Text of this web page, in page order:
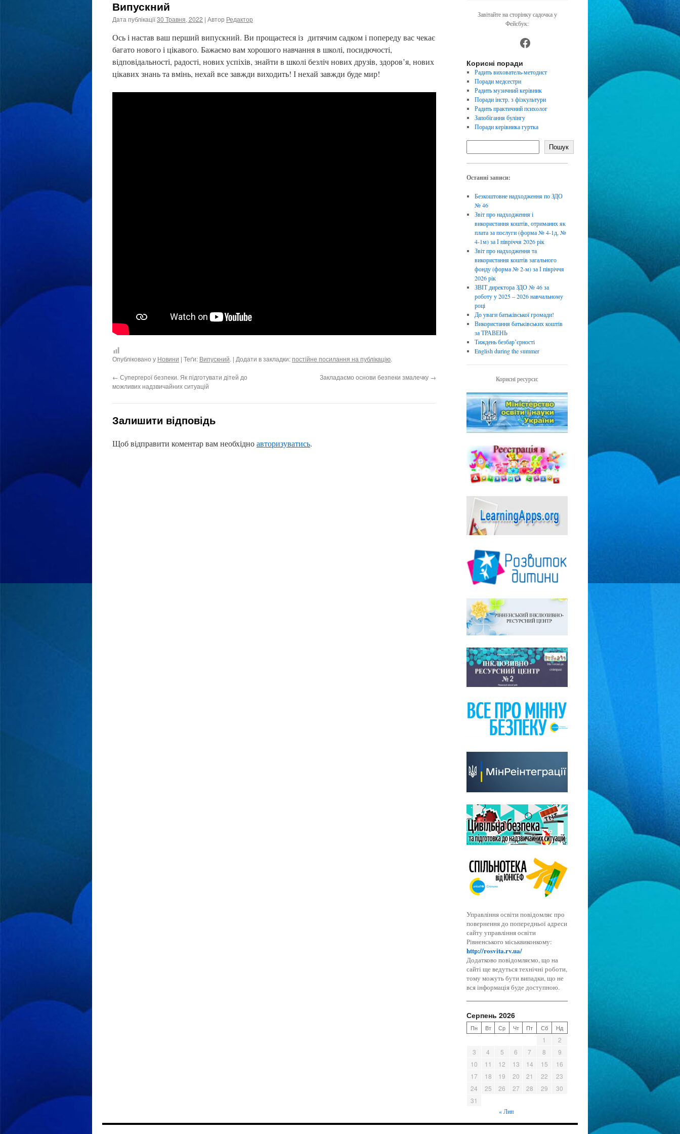
Випускний
Дата публікації30 Травня, 2022 | Автор Редактор
Ось і настав ваш перший випускний. Ви прощаєтеся із дитячим садком і попереду вас чекає
багато нового і цікавого. Бажаємо вам хорошого навчання в школі, посидючості,
відповідальності, радості, нових успіхів, знайти в школі безліч нових друзів, здоров’я, нових
цікавих знань та вмінь, нехай все завжди виходить! І нехай завжди буде мир!
Опубліковано у Новини | Теґи: Випускний. | Додати в закладки:постійне посилання на публікацію.
← Супергерої безпеки. Як підготувати дітей до
можливих надзвичайних ситуацій
Закладаємо основи безпеки змалечку →
Залишити відповідь
Щоб відправити коментар вам необхідноавторизуватись.
Завітайте на сторінку садочка у
Фейсбук:
https://www.facebook.com/
Корисні поради
Радить вихователь-методист
Поради медсестри
Радить музичний керівник
Поради інстр. з фізкультури
Радить практичний психолог
Запобігання булінгу
Поради керівника гуртка
Пошук
Останні записи:
Безкоштовне надходження по ЗДО
№ 46
Звіт про надходження і
використання коштів, отриманих як
плата за послуги (форма № 4-1д, №
4-1м) за І півріччя 2026 рік
Звіт про надходження та
використання коштів загального
фонду (форма № 2-м) за І півріччя
2026 рік
ЗВІТ директора ЗДО № 46 за
роботу у 2025 – 2026 навчальному
році
До уваги батьківської громади!
Використання батьківських коштів
за ТРАВЕНЬ
Тиждень безбарʼєрності
English during the summer
Корисні ресурси:
Управління освіти повідомляє про
повернення до попередньої адреси
сайту управління освіти
Рівненського міськвиконкому:
http://rosvita.rv.ua/
Додатково повідомляємо, що на
сайті ще ведуться технічні роботи,
тому можуть бути випадки, що не
вся інформація буде доступною.
Серпень 2026
Пн Вт Ср Чт Пт Сб Нд
1
2
3
4 5 6 7 8
9
10
11 12 13 14 15
16
17
18 19 20 21 22
23
24
25 26 27 28 29
30
31
« Лип